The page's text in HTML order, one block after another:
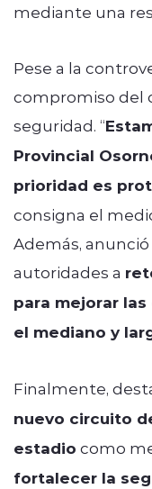
mediante una
Pese a la
compromiso del
seguridad. “
Provincial
prioridad es
consigna el
Además,
autoridades a
para mejorar
el mediano y
Finalmente,
nuevo circuito
estadio como
fortalecer la